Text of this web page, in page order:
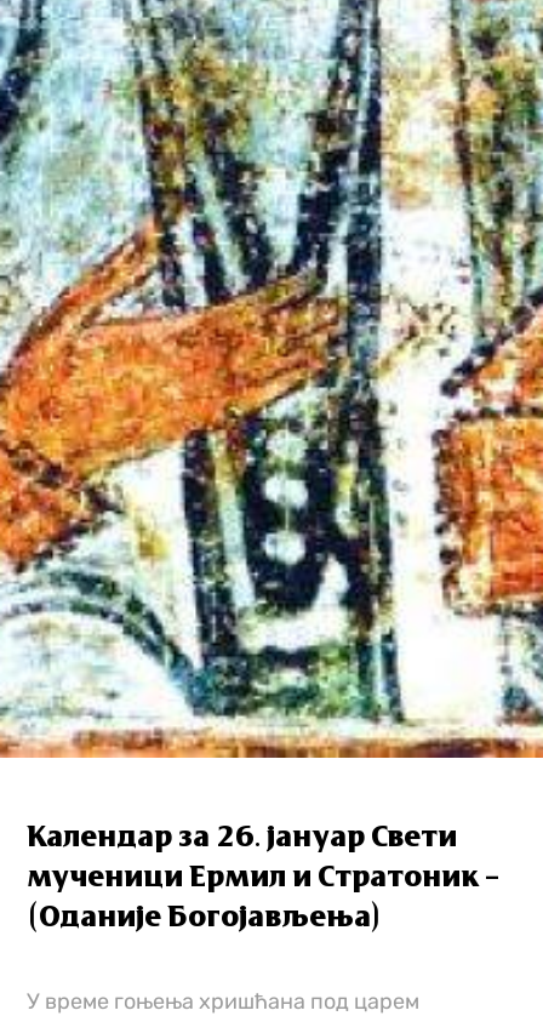
Календар за 26. јануар Свети
мученици Ермил и Стратоник –
(Оданије Богојављења)
У време гоњења хришћана под царем